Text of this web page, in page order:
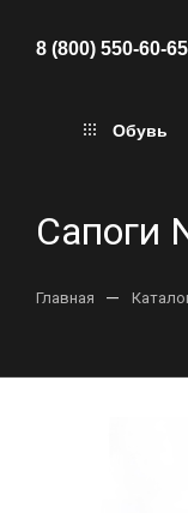
8 (800) 550-60-65
Обувь
Сапоги
Главная —